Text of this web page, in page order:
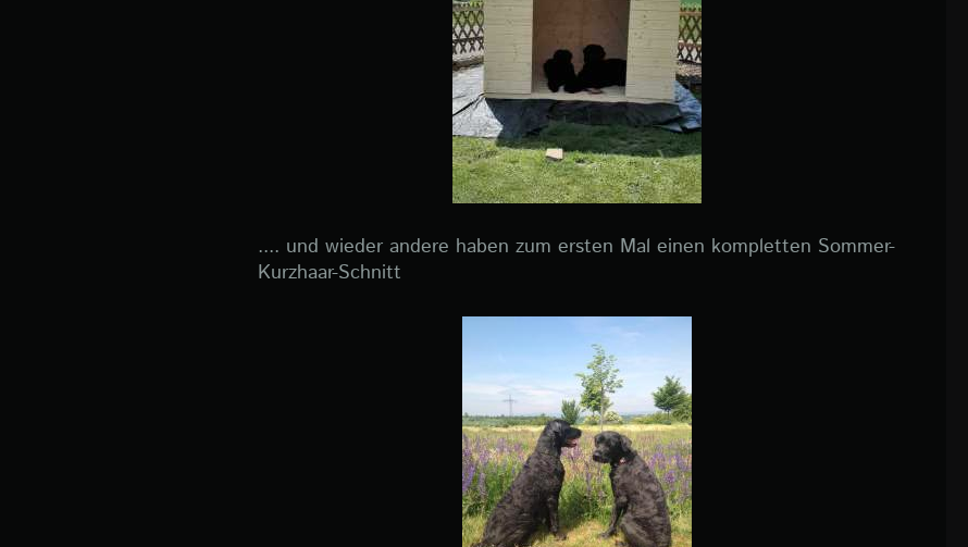
.... und wieder andere haben zum ersten Mal einen kompletten Sommer-
Kurzhaar-Schnitt